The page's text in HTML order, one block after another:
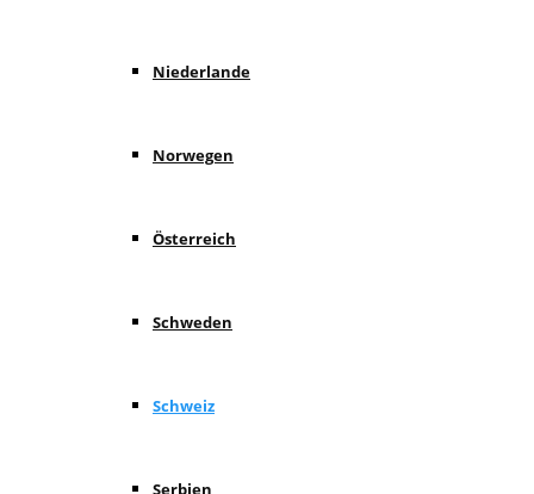
Niederlande
Norwegen
Österreich
Schweden
Schweiz
Serbien